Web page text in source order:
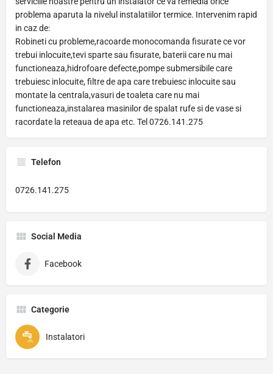
problema aparuta la nivelul instalatiilor termice. Intervenim rapid
in caz de:
Robineti cu probleme,racoarde monocomanda fisurate ce vor
trebui inlocuite,tevi sparte sau fisurate, baterii care nu mai
functioneaza,hidrofoare defecte,pompe submersibile care
trebuiesc inlocuite, filtre de apa care trebuiesc inlocuite sau
montate la centrala,vasuri de toaleta care nu mai
functioneaza,instalarea masinilor de spalat rufe si de vase si
racordate la reteaua de apa etc. Tel 0726.141.275
Telefon
0726.141.275
Social Media
Facebook
Categorie
Instalatori